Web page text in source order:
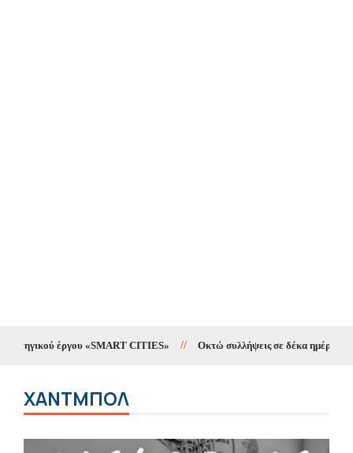
«SMART CITIES» // Οκτώ συλλήψεις σε δέκα ημέρες για υποθέσεις
ΧΑΝΤΜΠΟΛ